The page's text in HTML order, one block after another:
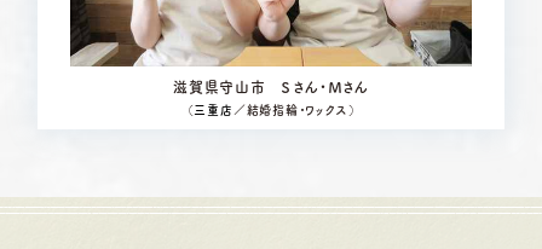
滋賀県守山市 Ｓさん・Ｍさん
（三重店 ／結婚指輪・ワックス）